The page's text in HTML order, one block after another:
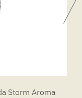
Storm Aroma